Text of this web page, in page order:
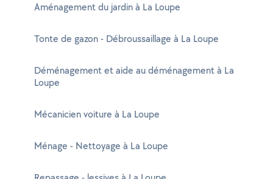
Aménagement du jardin à La Loupe
Tonte de gazon - Débroussaillage à La Loupe
Déménagement et aide au déménagement à La
Loupe
Mécanicien voiture à La Loupe
Ménage - Nettoyage à La Loupe